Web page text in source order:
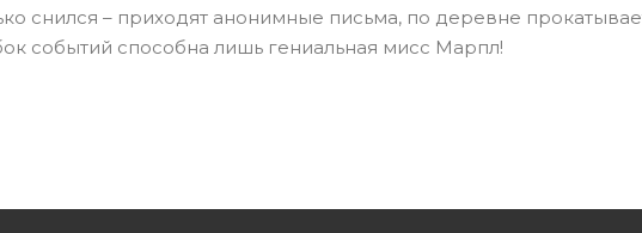
снился – приходят анонимные письма, по деревне
событий способна лишь гениальная мисс Марпл!